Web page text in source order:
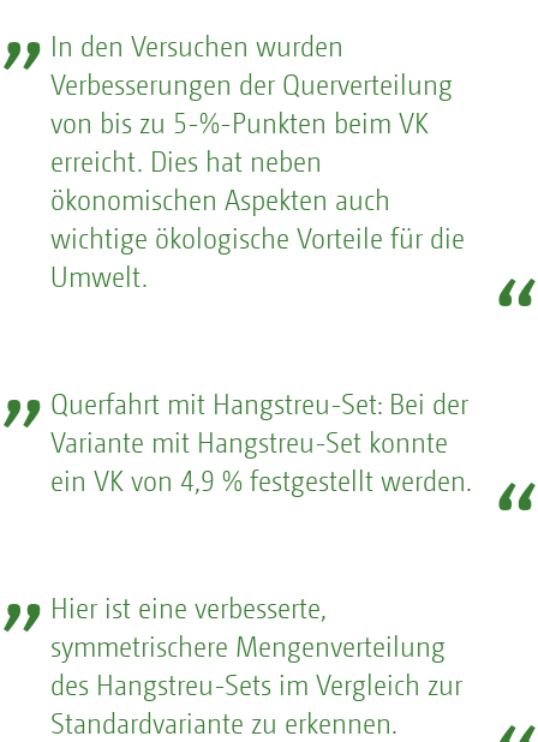
In den Versuchen wurden
Verbesserungen der Querverteilung
von bis zu 5-%-Punkten beim VK
erreicht. Dies hat neben
ökonomischen Aspekten auch
wichtige ökologische Vorteile für die
Umwelt.
Querfahrt mit Hangstreu-Set: Bei der
Variante mit Hangstreu-Set konnte
ein VK von 4,9 % festgestellt werden.
Hier ist eine verbesserte,
symmetrischere Mengenverteilung
des Hangstreu-Sets im Vergleich zur
Standardvariante zu erkennen.